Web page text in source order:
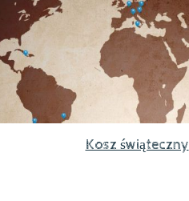
Kosz świąteczny